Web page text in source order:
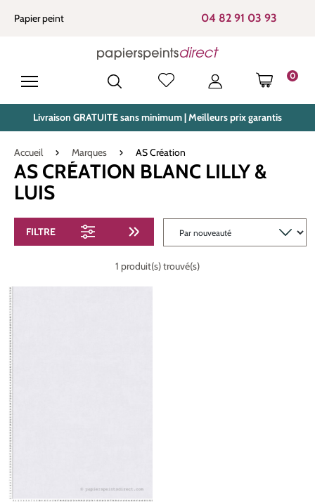
principal
Papier peint 04 82 91 03 93
0
LE
Livraison GRATUITE sans minimum | Meilleurs prix garantis
Accueil Marques AS Création
AS CRÉATION BLANC LILLY &
LUIS
FILTRE
1 produit(s) trouvé(s)